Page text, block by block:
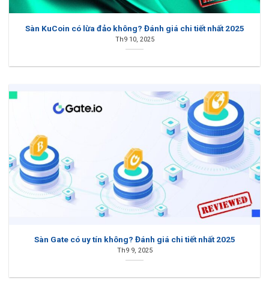
Sàn KuCoin có lừa đảo không? Đánh giá chi tiết nhất 2025
Th9 10, 2025
Sàn Gate có uy tín không? Đánh giá chi tiết nhất 2025
Th9 9, 2025